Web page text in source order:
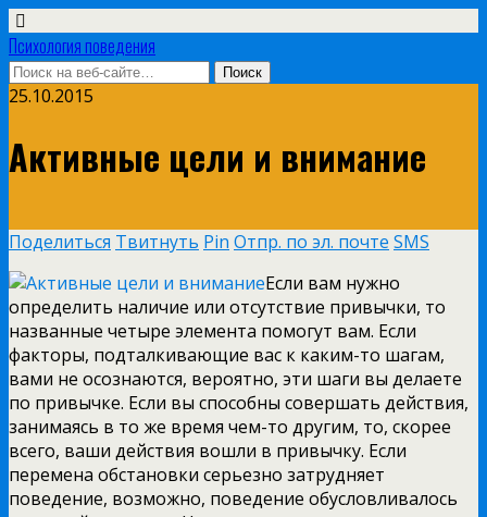
Психология поведения
25.10.2015
Активные цели и внимание
Поделиться Твитнуть Pin Отпр. по эл. почте SMS
Если вам нужно
определить наличие или отсутствие привычки, то
названные четыре элемента помогут вам. Если
факторы, подталкивающие вас к каким-то шагам,
вами не осознаются, вероятно, эти шаги вы делаете
по привычке. Если вы способны совершать действия,
занимаясь в то же время чем-то другим, то, скорее
всего, ваши действия вошли в привычку. Если
перемена обстановки серьезно затрудняет
поведение, возможно, поведение обусловливалось